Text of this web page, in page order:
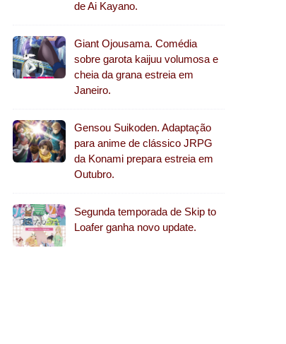
de Ai Kayano.
Giant Ojousama. Comédia
sobre garota kaijuu volumosa e
cheia da grana estreia em
Janeiro.
Gensou Suikoden. Adaptação
para anime de clássico JRPG
da Konami prepara estreia em
Outubro.
Segunda temporada de Skip to
Loafer ganha novo update.